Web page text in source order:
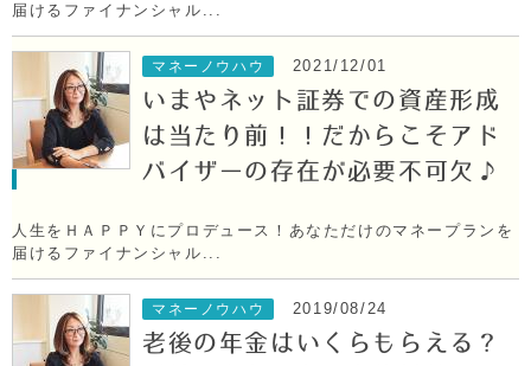
届けるファイナンシャル...
マネーノウハウ 2021/12/01
いまやネット証券での資産形成
は当たり前！！だからこそアド
バイザーの存在が必要不可欠♪
人生をＨＡＰＰＹにプロデュース！あなただけのマネープランを
届けるファイナンシャル...
マネーノウハウ 2019/08/24
老後の年金はいくらもらえる？